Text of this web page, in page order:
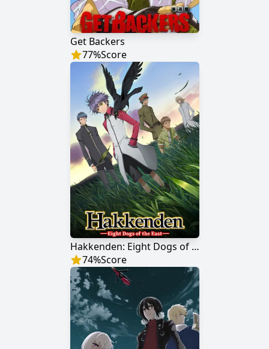
Get Backers
77%Score
Hakkenden: Eight Dogs of the East
74%Score